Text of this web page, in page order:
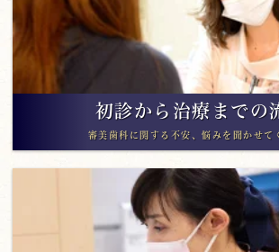
初診から治療までの
審美歯科に関する不安、悩みを聞かせて